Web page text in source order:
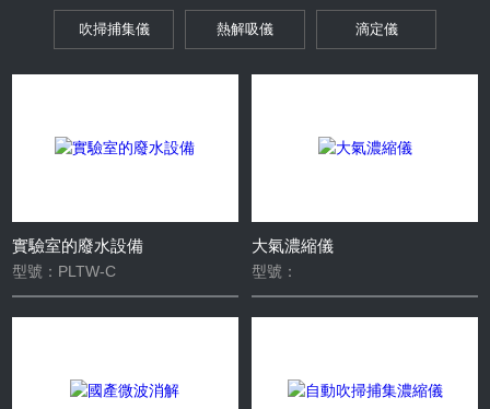
吹掃捕集儀 熱解吸儀 滴定儀
分析儀 色譜儀 電導率儀
實驗室的廢水設備
型號：PLTW-C
大氣濃縮儀
型號：